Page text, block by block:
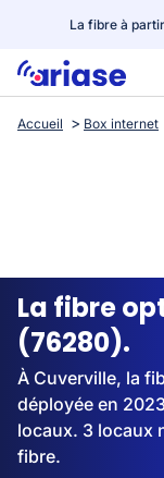
La fibre à
Box internet
Streaming
Accueil Box internet
La fibre
(76280).
À Cuverville, la
déployée en
locaux. 3 locaux
fibre.